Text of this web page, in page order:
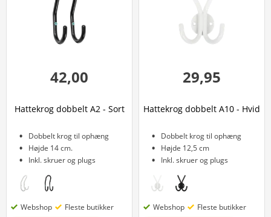
42,00
Hattekrog dobbelt A2 - Sort
Dobbelt krog til ophæng
Højde 14 cm.
Inkl. skruer og plugs
Webshop Fleste butikker
29,95
Hattekrog dobbelt A10 - Hvid
Dobbelt krog til ophæng
Højde 12,5 cm
Inkl. skruer og plugs
Webshop Fleste butikker